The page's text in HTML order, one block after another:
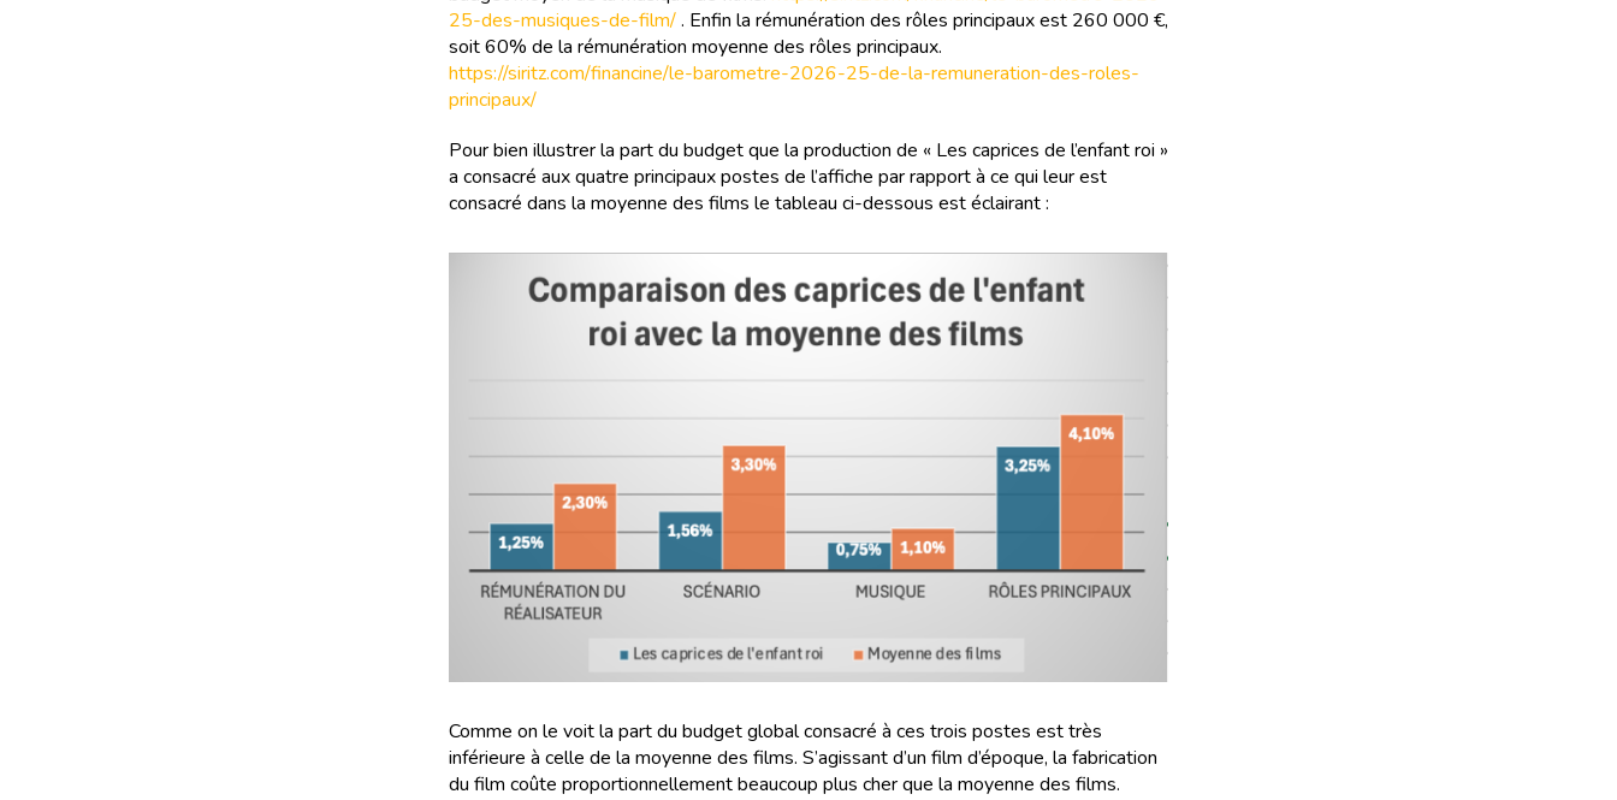
25-des-musiques-de-film/. Enfin la rémunération des rôles principaux est 260 000 €,
soit 60% de la rémunération moyenne des rôles principaux.
https://siritz.com/financine/le-barometre-2026-25-de-la-remuneration-des-roles-
principaux/
Pour bien illustrer la part du budget que la production de « Les caprices de l’enfant roi »
a consacré aux quatre principaux postes de l’affiche par rapport à ce qui leur est
consacré dans la moyenne des films le tableau ci-dessous est éclairant :
Comme on le voit la part du budget global consacré à ces trois postes est très
inférieure à celle de la moyenne des films. S’agissant d’un film d’époque, la fabrication
du film coûte proportionnellement beaucoup plus cher que la moyenne des films.